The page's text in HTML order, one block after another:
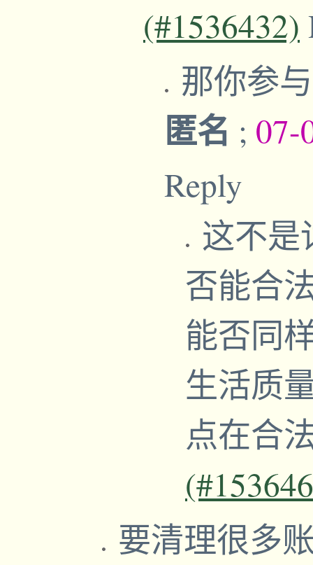
(#1536432)
那你参
匿名 ; 07-
Reply
这不是
否能合
能否同
生活质
点在合
要清理很多